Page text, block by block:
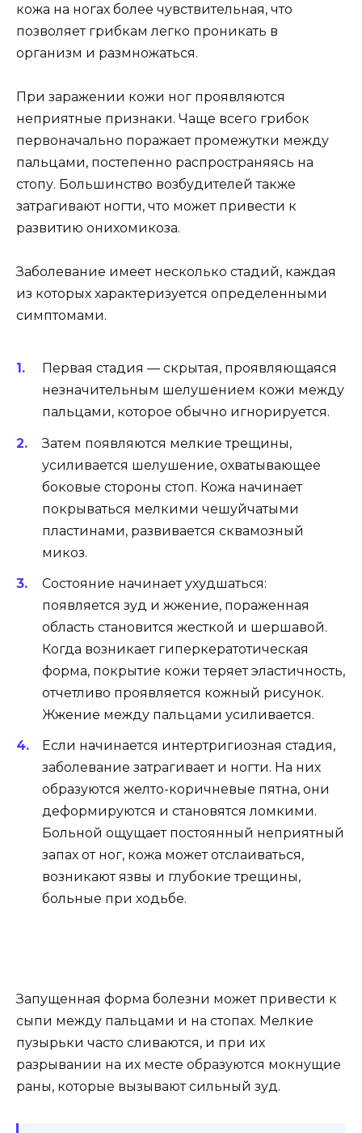
кожа на ногах более чувствительная, что
позволяет грибкам легко проникать в
организм и размножаться.
При заражении кожи ног проявляются
неприятные признаки. Чаще всего грибок
первоначально поражает промежутки между
пальцами, постепенно распространяясь на
стопу. Большинство возбудителей также
затрагивают ногти, что может привести к
развитию онихомикоза.
Заболевание имеет несколько стадий, каждая
из которых характеризуется определенными
симптомами.
Первая стадия — скрытая, проявляющаяся
незначительным шелушением кожи между
пальцами, которое обычно игнорируется.
Затем появляются мелкие трещины,
усиливается шелушение, охватывающее
боковые стороны стоп. Кожа начинает
покрываться мелкими чешуйчатыми
пластинами, развивается сквамозный
микоз.
Состояние начинает ухудшаться:
появляется зуд и жжение, пораженная
область становится жесткой и шершавой.
Когда возникает гиперкератотическая
форма, покрытие кожи теряет эластичность,
отчетливо проявляется кожный рисунок.
Жжение между пальцами усиливается.
Если начинается интертригиозная стадия,
заболевание затрагивает и ногти. На них
образуются желто-коричневые пятна, они
деформируются и становятся ломкими.
Больной ощущает постоянный неприятный
запах от ног, кожа может отслаиваться,
возникают язвы и глубокие трещины,
больные при ходьбе.
Запущенная форма болезни может привести к
сыпи между пальцами и на стопах. Мелкие
пузырьки часто сливаются, и при их
разрывании на их месте образуются мокнущие
раны, которые вызывают сильный зуд.